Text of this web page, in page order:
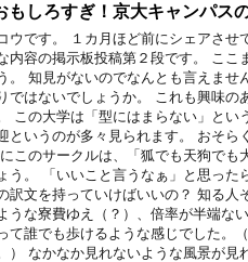
もしろすぎ！京大キャンパ
ウです。 １カ月ほど前にシェアさ
内容の掲示板投稿第２段です。 こ
。 知見がないのでなんとも言えませ
ではないでしょうか。 これも興味の
この大学は「型にはまらない」と
というのが多々見られます。 おそら
このサークルは、「狐でも天狗でも
う。 「いいこと言うなぁ」と思った
訳文を持っていけばいいの？ 知る
うな寮費ゆえ（？）、倍率が半端な
て誰でも歩けるような感じでした。
） なかなか見れないような風景が見